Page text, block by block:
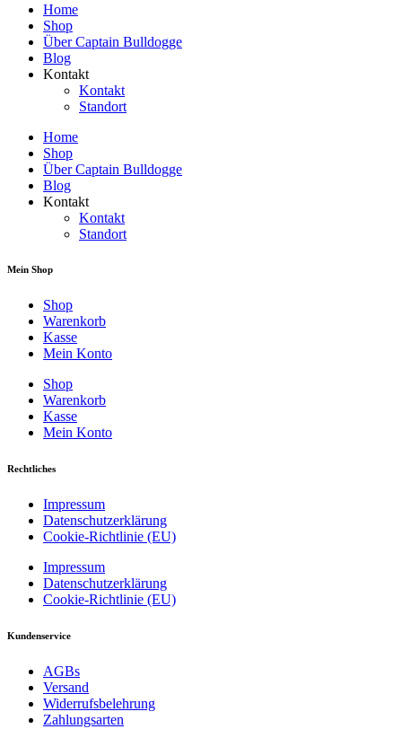
Home
Shop
Über Captain Bulldogge
Blog
Kontakt
Kontakt
Standort
Home
Shop
Über Captain Bulldogge
Blog
Kontakt
Kontakt
Standort
Mein Shop
Shop
Warenkorb
Kasse
Mein Konto
Shop
Warenkorb
Kasse
Mein Konto
Rechtliches
Impressum
Datenschutzerklärung
Cookie-Richtlinie (EU)
Impressum
Datenschutzerklärung
Cookie-Richtlinie (EU)
Kundenservice
AGBs
Versand
Widerrufsbelehrung
Zahlungsarten